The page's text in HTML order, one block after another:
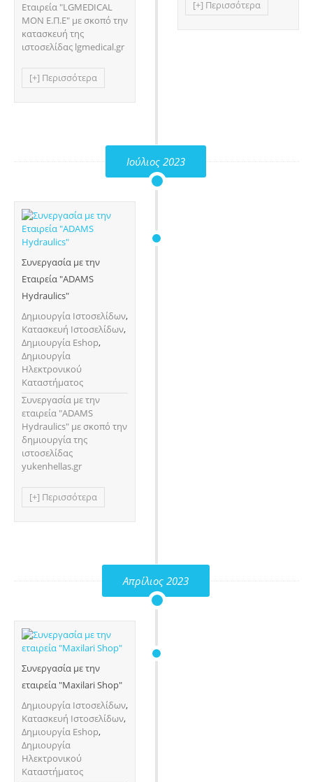
Εταιρεία "LGMEDICAL
ΜΟΝ Ε.Π.Ε" με σκοπό την
κατασκευή της
ιστοσελίδας lgmedical.gr
[+] Περισσότερα
[+] Περισσότερα
Ιούλιος 2023
Συνεργασία με την
Εταιρεία "ADAMS
Hydraulics"
Δημιουργία Ιστοσελίδων,
Κατασκευή Ιστοσελίδων,
Δημιουργία Eshop,
Δημιουργία
Ηλεκτρονικού
Καταστήματος
Συνεργασία με την
εταιρεία "ADAMS
Hydraulics" με σκοπό την
δημιουργία της
ιστοσελίδας
yukenhellas.gr
[+] Περισσότερα
Απρίλιος 2023
Συνεργασία με την
εταιρεία "Maxilari Shop"
Δημιουργία Ιστοσελίδων,
Κατασκευή Ιστοσελίδων,
Δημιουργία Eshop,
Δημιουργία
Ηλεκτρονικού
Καταστήματος